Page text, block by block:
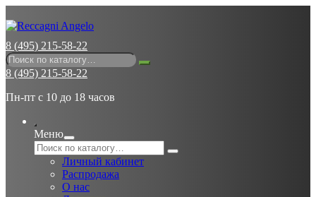
8 (495) 215-58-22
8 (495) 215-58-22
Пн-пт с 10 до 18 часов
Меню
Личный кабинет
Распродажа
О нас